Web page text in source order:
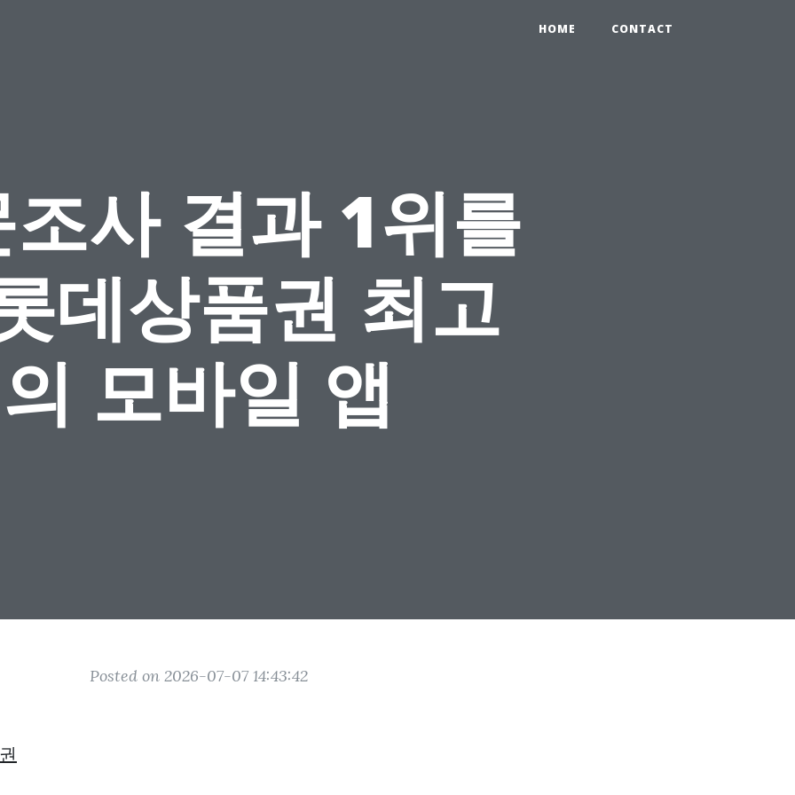
HOME CONTACT
사 결과 1위를
데상품권 최고
의 모바일 앱
Posted on 2026-07-07 14:43:42